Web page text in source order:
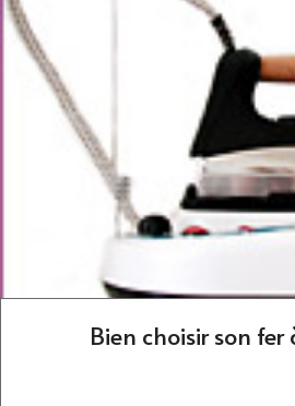
Bien choisir son fer